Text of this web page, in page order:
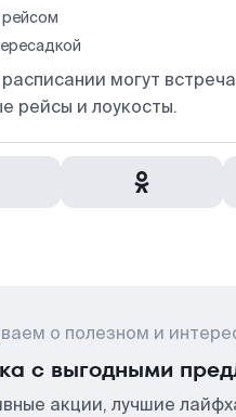
могут
рейсы и лоукосты.
о полезном и
с выгодными
акции, лучшие